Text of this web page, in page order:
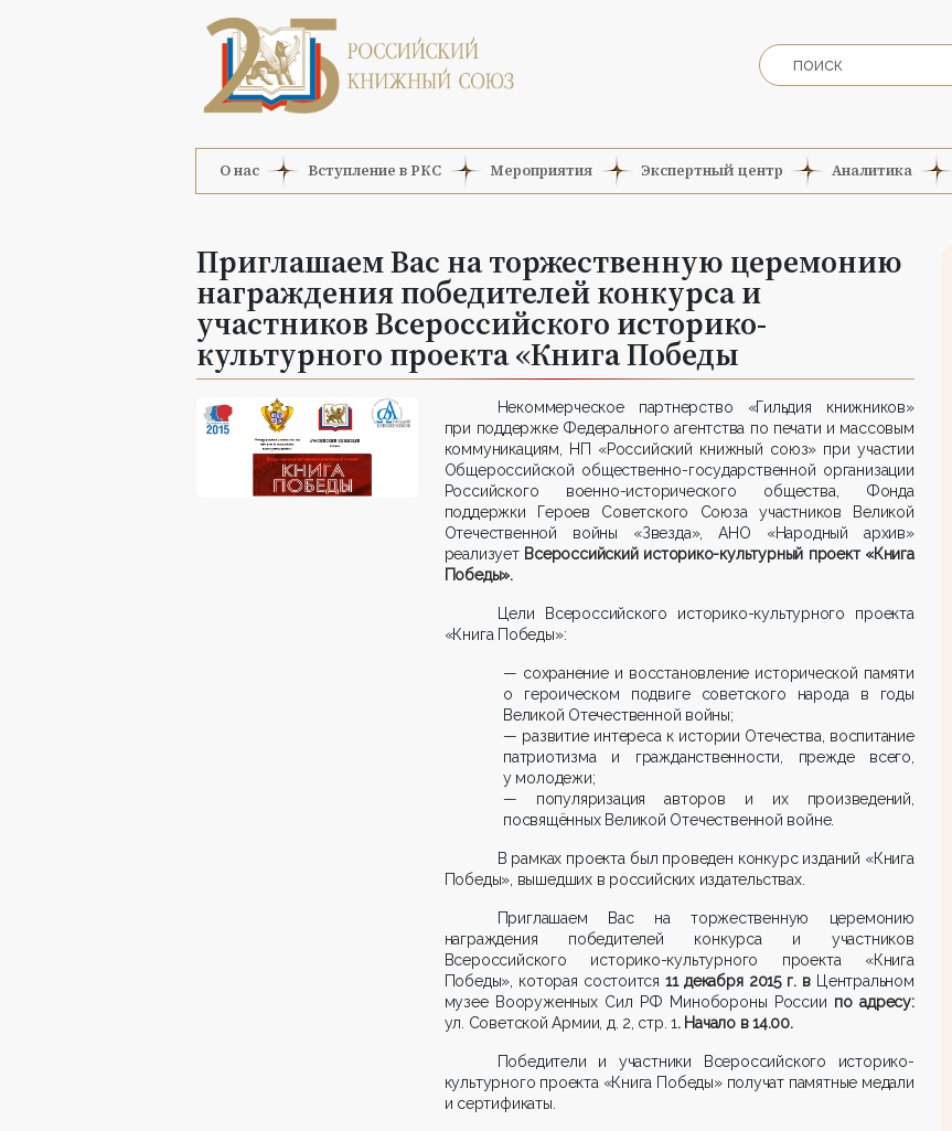
О нас Вступление в РКС Мероприятия Экспертный центр Аналитика
Приглашаем Вас на торжественную церемонию
награждения победителей конкурса и
участников Всероссийского историко-
культурного проекта «Книга Победы
Некоммерческое партнерство «Гильдия книжников»
при поддержке Федерального агентства по печати и массовым
коммуникациям, НП «Российский книжный союз» при участии
Общероссийской общественно-государственной организации
Российского военно-исторического общества, Фонда
поддержки Героев Советского Союза участников Великой
Отечественной войны «Звезда», АНО «Народный архив»
реализует Всероссийский историко-культурный проект «Книга
Победы».
Цели Всероссийского историко-культурного проекта
«Книга Победы»:
— сохранение и восстановление исторической памяти
о героическом подвиге советского народа в годы
Великой Отечественной войны;
— развитие интереса к истории Отечества, воспитание
патриотизма и гражданственности, прежде всего,
у молодежи;
— популяризация авторов и их произведений,
посвящённых Великой Отечественной войне.
В рамках проекта был проведен конкурс изданий «Книга
Победы», вышедших в российских издательствах.
Приглашаем Вас на торжественную церемонию
награждения победителей конкурса и участников
Всероссийского историко-культурного проекта «Книга
Победы», которая состоится11 декабря 2015 г. вЦентральном
музее Вооруженных Сил РФ Минобороны России по адресу:
ул. Советской Армии, д. 2, стр. 1. Начало в 14.00.
Победители и участники Всероссийского историко-
культурного проекта «Книга Победы» получат памятные медали
и сертификаты.